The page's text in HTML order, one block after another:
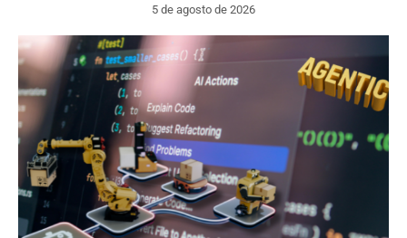
5 de agosto de 2026